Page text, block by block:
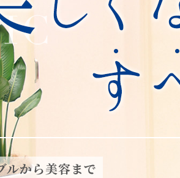
ルから美容まで